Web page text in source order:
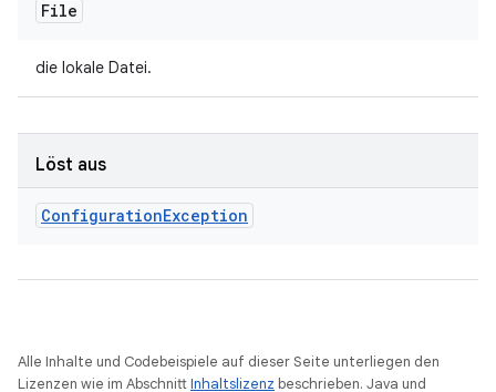
File
die lokale Datei.
Löst aus
ConfigurationException
Alle Inhalte und Codebeispiele auf dieser Seite unterliegen den
Lizenzen wie im AbschnittInhaltslizenz beschrieben. Java und